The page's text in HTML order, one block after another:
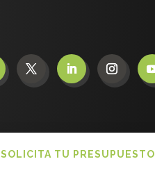
SOLICITA TU PRESUPUESTO